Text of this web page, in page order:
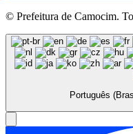
© Prefeitura de Camocim.
Português